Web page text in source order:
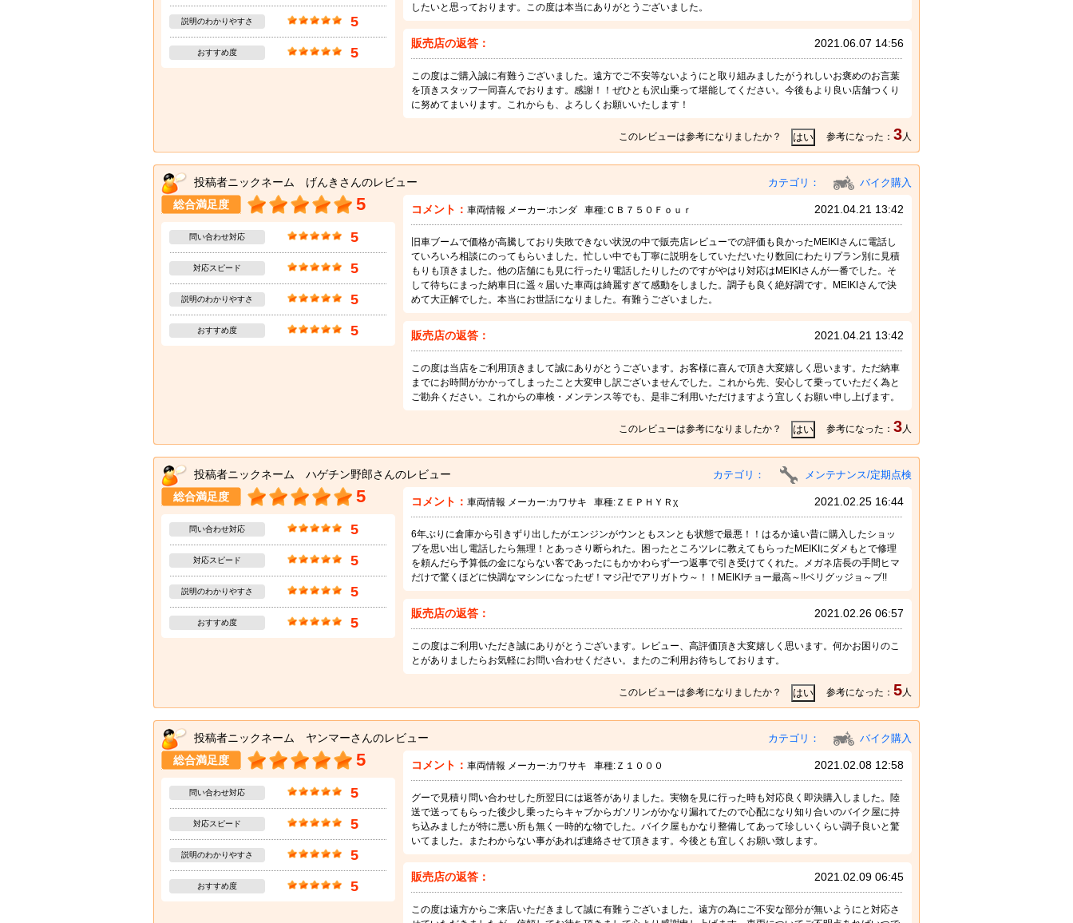
説明のわかりやすさ 5
おすすめ度 5
したいと思っております。この度は本当にありがとうございました。
販売店の返答： 2021.06.07 14:56
この度はご購入誠に有難うございました。遠方でご不安等ないようにと取り組みましたがうれしいお褒めのお言葉
を頂きスタッフ一同喜んでおります。感謝！！ぜひとも沢山乗って堪能してください。今後もより良い店舗つくり
に努めてまいります。これからも、よろしくお願いいたします！
このレビューは参考になりましたか？ 参考になった： 3人
投稿者ニックネーム げんきさんのレビュー カテゴリ： バイク購入
総合満足度 5
問い合わせ対応 5
対応スピード 5
説明のわかりやすさ 5
おすすめ度 5
コメント： 車両情報 メーカー:ホンダ 車種:ＣＢ７５０Ｆｏｕｒ 2021.04.21 13:42
旧車ブームで価格が高騰しており失敗できない状況の中で販売店レビューでの評価も良かったMEIKIさんに電話し
ていろいろ相談にのってもらいました。忙しい中でも丁寧に説明をしていただいたり数回にわたりプラン別に見積
もりも頂きました。他の店舗にも見に行ったり電話したりしたのですがやはり対応はMEIKIさんが一番でした。そ
して待ちにまった納車日に遥々届いた車両は綺麗すぎて感動をしました。調子も良く絶好調です。MEIKIさんで決
めて大正解でした。本当にお世話になりました。有難うございました。
販売店の返答： 2021.04.21 13:42
この度は当店をご利用頂きまして誠にありがとうございます。お客様に喜んで頂き大変嬉しく思います。ただ納車
までにお時間がかかってしまったこと大変申し訳ございませんでした。これから先、安心して乗っていただく為と
ご勘弁ください。これからの車検・メンテンス等でも、是非ご利用いただけますよう宜しくお願い申し上げます。
このレビューは参考になりましたか？ 参考になった： 3人
投稿者ニックネーム ハゲチン野郎さんのレビュー カテゴリ： メンテナンス/定期点検
総合満足度 5
問い合わせ対応 5
対応スピード 5
説明のわかりやすさ 5
おすすめ度 5
コメント： 車両情報 メーカー:カワサキ 車種: ＺＥＰＨＹＲχ 2021.02.25 16:44
6年ぶりに倉庫から引きずり出したがエンジンがウンともスンとも状態で最悪！！はるか遠い昔に購入したショッ
プを思い出し電話したら無理！とあっさり断られた。困ったところツレに教えてもらったMEIKIにダメもとで修理
を頼んだら予算低の金にならない客であったにもかかわらず一つ返事で引き受けてくれた。メガネ店長の手間ヒマ
だけで驚くほどに快調なマシンになったぜ！マジ卍でアリガトウ～！！MEIKIチョー最高～!!ベリグッジョ～ブ!!
販売店の返答： 2021.02.26 06:57
この度はご利用いただき誠にありがとうございます。レビュー、高評価頂き大変嬉しく思います。何かお困りのこ
とがありましたらお気軽にお問い合わせください。またのご利用お待ちしております。
このレビューは参考になりましたか？ 参考になった： 5人
投稿者ニックネーム ヤンマーさんのレビュー カテゴリ： バイク購入
総合満足度 5
問い合わせ対応 5
対応スピード 5
説明のわかりやすさ 5
おすすめ度 5
コメント： 車両情報 メーカー:カワサキ 車種: Ｚ１０００ 2021.02.08 12:58
グーで見積り問い合わせした所翌日には返答がありました。実物を見に行った時も対応良く即決購入しました。陸
送で送ってもらった後少し乗ったらキャブからガソリンがかなり漏れてたので心配になり知り合いのバイク屋に持
ち込みましたが特に悪い所も無く一時的な物でした。バイク屋もかなり整備してあって珍しいくらい調子良いと驚
いてました。またわからない事があれば連絡させて頂きます。今後とも宜しくお願い致します。
販売店の返答： 2021.02.09 06:45
この度は遠方からご来店いただきまして誠に有難うございました。遠方の為にご不安な部分が無いようにと対応さ